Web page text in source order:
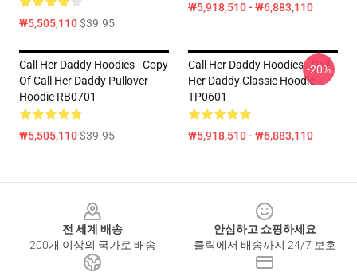
₩5,505,110$39.95
₩5,918,510 - ₩6,883,110
Call Her Daddy Hoodies - Copy
Of Call Her Daddy Pullover
Hoodie RB0701
₩5,505,110$39.95
Call Her Daddy Hoodies - Call
Her Daddy Classic Hoodie
TP0601
₩5,918,510 - ₩6,883,110
-20%
전 세계 배송
200개 이상의 국가로 배송
안심하고 쇼핑하세요
클릭에서 배송까지 24/7 보호